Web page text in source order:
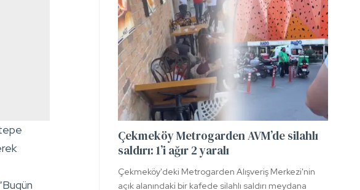
Çekmeköy Metrogarden AVM’de silahlı
saldırı: 1’i ağır 2 yaralı
Çekmeköy'deki Metrogarden Alışveriş Merkezi'nin
açık alanındaki bir kafede silahlı saldırı meydana